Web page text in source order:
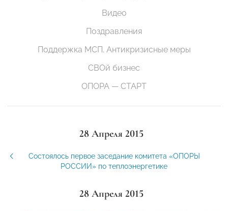
Видео
Поздравления
Поддержка МСП. Антикризисные меры
СВОй бизнес
ОПОРА — СТАРТ
28 Апреля 2015
Cостоялось первое заседание комитета «ОПОРЫ
РОССИИ» по теплоэнергетике
28 Апреля 2015